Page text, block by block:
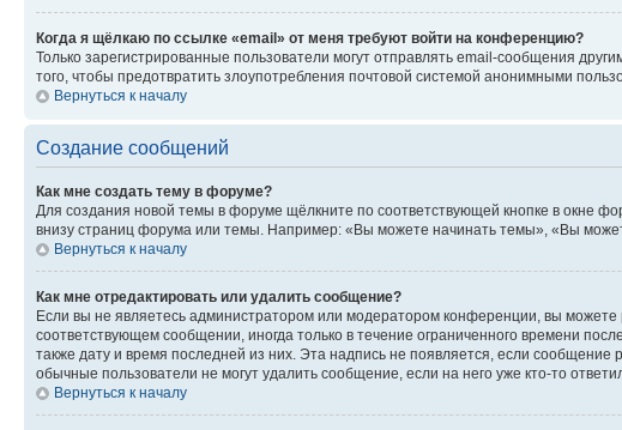
Когда я щёлкаю по ссылке «email» от меня требуют войти на конференцию?
Только зарегистрированные пользователи могут отправлять email-сообщения
того, чтобы предотвратить злоупотребления почтовой системой анонимными
Вернуться к началу
Создание сообщений
Как мне создать тему в форуме?
Для создания новой темы в форуме щёлкните по соответствующей кнопке в окне
внизу страниц форума или темы. Например: «Вы можете начинать темы», «Вы
Вернуться к началу
Как мне отредактировать или удалить сообщение?
Если вы не являетесь администратором или модератором конференции, вы
соответствующем сообщении, иногда только в течение ограниченного времени
также дату и время последней из них. Эта надпись не появляется, если
обычные пользователи не могут удалить сообщение, если на него уже кто-то
Вернуться к началу